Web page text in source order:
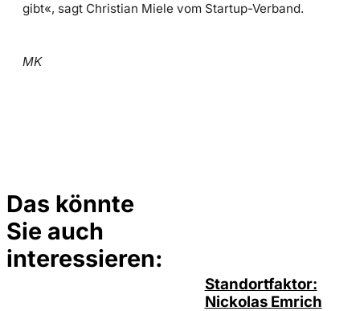
gibt«, sagt Christian Miele vom Startup-Verband.
MK
Das könnte
Sie auch
interessieren:
Standortfaktor:
Nickolas Emrich